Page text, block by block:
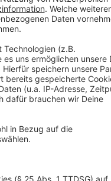
ihre Kosten
Auswahl an
dem Thema gibt